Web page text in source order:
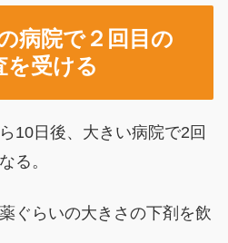
病院で２回目の
を受ける
10日後、大きい病院で2回
る。
ぐらいの大きさの下剤を飲